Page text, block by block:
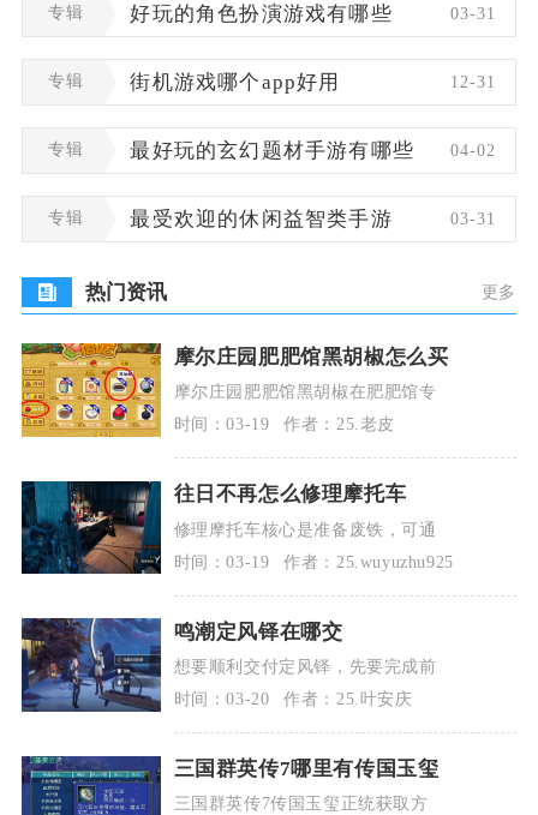
专辑 好玩的角色扮演游戏有哪些 03-31
专辑 街机游戏哪个app好用 12-31
专辑 最好玩的玄幻题材手游有哪些 04-02
专辑 最受欢迎的休闲益智类手游 03-31
热门资讯 更多
摩尔庄园肥肥馆黑胡椒怎么买
摩尔庄园肥肥馆黑胡椒在肥肥馆专
时间：03-19
作者：25.老皮
往日不再怎么修理摩托车
修理摩托车核心是准备废铁，可通
时间：03-19
作者：25.wuyuzhu925
鸣潮定风铎在哪交
想要顺利交付定风铎，先要完成前
时间：03-20
作者：25.叶安庆
三国群英传7哪里有传国玉玺
三国群英传7传国玉玺正统获取方